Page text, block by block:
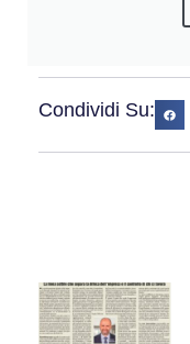
Condividi Su: